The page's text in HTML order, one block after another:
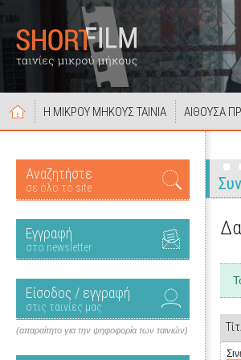
Η ΜΙΚΡΟΥ ΜΗΚΟΥΣ ΤΑΙΝΙΑ ΑΙΘΟΥΣΑ
Αναζητήστε
σε όλο το site
Εγγραφή
στο newsletter
Είσοδος / εγγραφή
στις ταινίες μας
(απαραίτητο για την ψηφοφορία των ταινιών)